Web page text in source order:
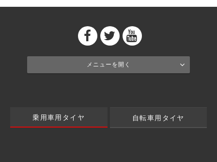
メニューを開く
乗用車用タイヤ 自転車用タイヤ